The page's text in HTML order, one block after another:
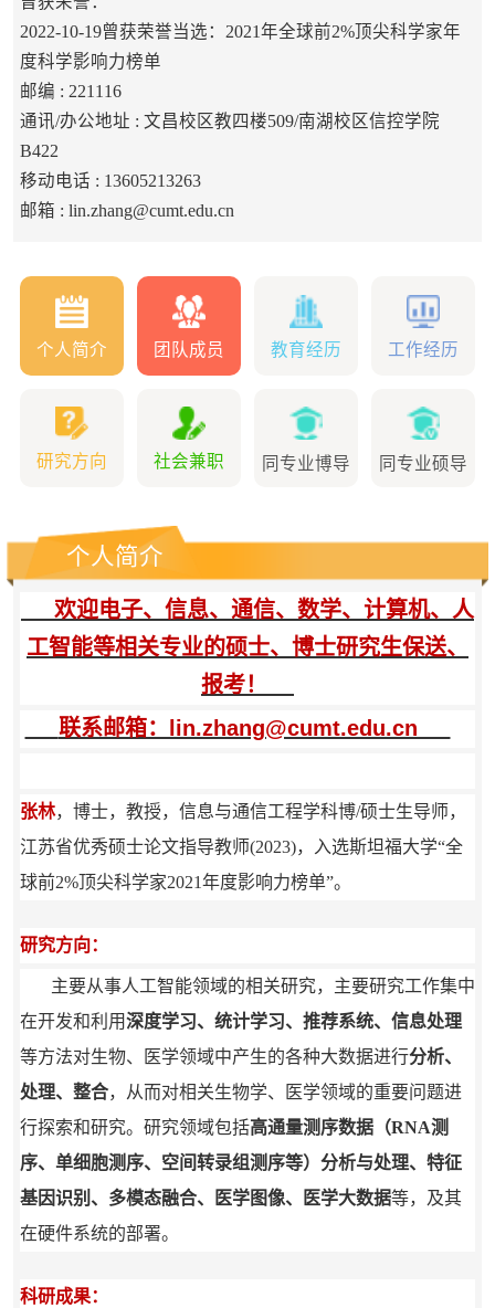
2022-10-19曾获荣誉当选：2021年全球前2%顶尖科学家年
度科学影响力榜单
邮编 : 221116
通讯/办公地址 : 文昌校区教四楼509/南湖校区信控学院
B422
移动电话 : 13605213263
邮箱 : lin.zhang@cumt.edu.cn
个人简介 团队成员 教育经历 工作经历
研究方向 社会兼职 同专业博导 同专业硕导
个人简介
欢迎电子、信息、通信、数学、计算机、人
工智能等相关专业的硕士、博士研究生保送、
报考！
联系邮箱：lin.zhang@cumt.edu.cn
张林，博士，教授，信息与通信工程学科博/硕士生导师，
江苏省优秀硕士论文指导教师(2023)，入选斯坦福大学“全
球前2%顶尖科学家2021年度影响力榜单”。
研究方向：
主要从事人工智能领域的相关研究，主要研究工作集中
在开发和利用深度学习、统计学习、推荐系统、信息处理
等方法对生物、医学领域中产生的各种大数据进行分析、
处理、整合，从而对相关生物学、医学领域的重要问题进
行探索和研究。研究领域包括高通量测序数据（RNA测
序、单细胞测序、空间转录组测序等）分析与处理、特征
基因识别、多模态融合、医学图像、医学大数据等，及其
在硬件系统的部署。
科研成果：